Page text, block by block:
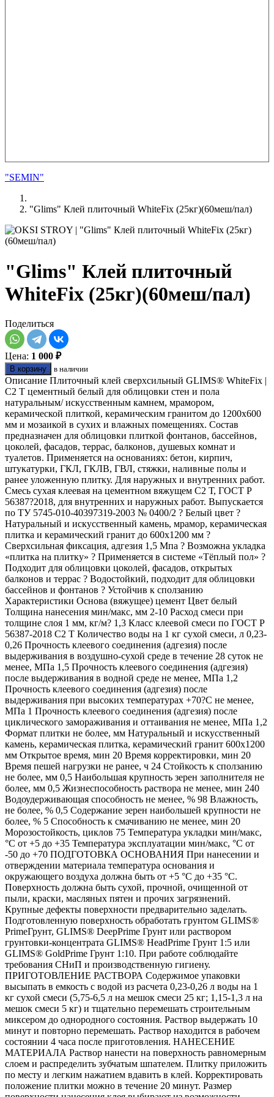
"SEMIN"
"Glims" Клей плиточный WhiteFix (25кг)(60меш/пал)
"Glims" Клей плиточный
WhiteFix (25кг)(60меш/пал)
Поделиться
Цена: 1 000 ₽
В корзину в наличии
Описание Плиточный клей сверхсильный GLIMS® WhiteFix |
C2 T цементный белый для облицовки стен и пола
натуральным/ искусственным камнем, мрамором,
керамической плиткой, керамическим гранитом до 1200х600
мм и мозаикой в сухих и влажных помещениях. Состав
предназначен для облицовки плиткой фонтанов, бассейнов,
цоколей, фасадов, террас, балконов, душевых комнат и
туалетов. Применяется на основаниях: бетон, кирпич,
штукатурки, ГКЛ, ГКЛВ, ГВЛ, стяжки, наливные полы и
ранее уложенную плитку. Для наружных и внутренних работ.
Смесь сухая клеевая на цементном вяжущем С2 Т, ГОСТ Р
56387?2018, для внутренних и наружных работ. Выпускается
по ТУ 5745-010-40397319-2003 № 0400/2 ? Белый цвет ?
Натуральный и искусственный камень, мрамор, керамическая
плитка и керамический гранит до 600х1200 мм ?
Сверхсильная фиксация, адгезия 1,5 Мпа ? Возможна укладка
«плитка на плитку» ? Применяется в системе «Тёплый пол» ?
Подходит для облицовки цоколей, фасадов, открытых
балконов и террас ? Водостойкий, подходит для облицовки
бассейнов и фонтанов ? Устойчив к сползанию
Характеристики Основа (вяжущее) цемент Цвет белый
Толщина нанесения мин/макс, мм 2-10 Расход смеси при
толщине слоя 1 мм, кг/м? 1,3 Класс клеевой смеси по ГОСТ Р
56387-2018 С2 Т Количество воды на 1 кг сухой смеси, л 0,23-
0,26 Прочность клеевого соединения (адгезия) после
выдерживания в воздушно-сухой среде в течение 28 суток не
менее, МПа 1,5 Прочность клеевого соединения (адгезия)
после выдерживания в водной среде не менее, МПа 1,2
Прочность клеевого соединения (адгезия) после
выдерживания при высоких температурах +70?С не менее,
МПа 1 Прочность клеевого соединения (адгезия) после
циклического замораживания и оттаивания не менее, МПа 1,2
Формат плитки не более, мм Натуральный и искусственный
камень, керамическая плитка, керамический гранит 600х1200
мм Открытое время, мин 20 Время корректировки, мин 20
Время пешей нагрузки не ранее, ч 24 Стойкость к сползанию
не более, мм 0,5 Наибольшая крупность зерен заполнителя не
более, мм 0,5 Жизнеспособность раствора не менее, мин 240
Водоудерживающая способность не менее, % 98 Влажность,
не более, % 0,5 Содержание зерен наибольшей крупности не
более, % 5 Способность к смачиванию не менее, мин 20
Морозостойкость, циклов 75 Температура укладки мин/макс,
°С от +5 до +35 Температура эксплуатации мин/макс, °С от
-50 до +70 ПОДГОТОВКА ОСНОВАНИЯ При нанесении и
отверждении материала температура основания и
окружающего воздуха должна быть от +5 °С до +35 °С.
Поверхность должна быть сухой, прочной, очищенной от
пыли, краски, масляных пятен и прочих загрязнений.
Крупные дефекты поверхности предварительно заделать.
Подготовленную поверхность обработать грунтом GLIMS®
PrimeГрунт, GLIMS® DeepPrime Грунт или раствором
грунтовки-концентрата GLIMS® HeadPrime Грунт 1:5 или
GLIMS® GoldPrime Грунт 1:10. При работе соблюдайте
требования СНиП и производственную гигиену.
ПРИГОТОВЛЕНИЕ РАСТВОРА Содержимое упаковки
высыпать в емкость с водой из расчета 0,23-0,26 л воды на 1
кг сухой смеси (5,75-6,5 л на мешок смеси 25 кг; 1,15-1,3 л на
мешок смеси 5 кг) и тщательно перемешать строительным
миксером до однородного состояния. Раствор выдержать 10
минут и повторно перемешать. Раствор находится в рабочем
состоянии 4 часа после приготовления. НАНЕСЕНИЕ
МАТЕРИАЛА Раствор нанести на поверхность равномерным
слоем и распределить зубчатым шпателем. Плитку приложить
по месту и легким нажатием вдавить в клей. Корректировать
положение плитки можно в течение 20 минут. Размер